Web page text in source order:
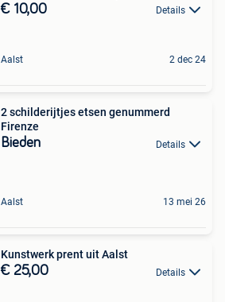
€ 10,00 Details
Aalst 2 dec 24
2 schilderijtjes etsen genummerd
Firenze
Bieden Details
Aalst 13 mei 26
Kunstwerk prent uit Aalst
€ 25,00 Details